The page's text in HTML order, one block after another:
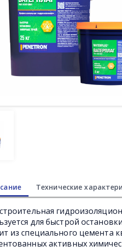
Технические
для быстрой
из специального цемента
активных